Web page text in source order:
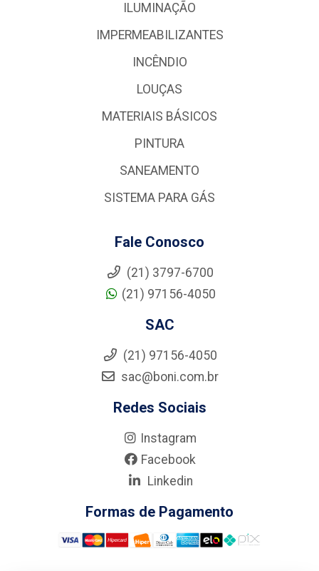
ILUMINAÇÃO
IMPERMEABILIZANTES
INCÊNDIO
LOUÇAS
MATERIAIS BÁSICOS
PINTURA
SANEAMENTO
SISTEMA PARA GÁS
Fale Conosco
(21) 3797-6700
(21) 97156-4050
SAC
(21) 97156-4050
sac@boni.com.br
Redes Sociais
Instagram
Facebook
Linkedin
Formas de Pagamento